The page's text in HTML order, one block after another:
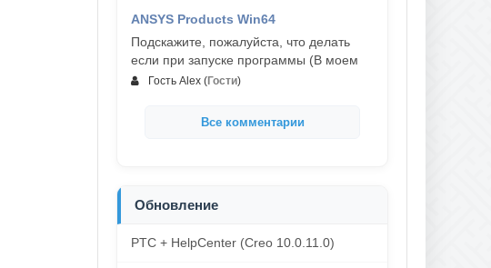
ANSYS Products Win64
Подскажите, пожалуйста, что делать
если при запуске программы (В моем
Гость Alex (Гости)
Все комментарии
Обновление
PTC + HelpCenter (Creo 10.0.11.0)